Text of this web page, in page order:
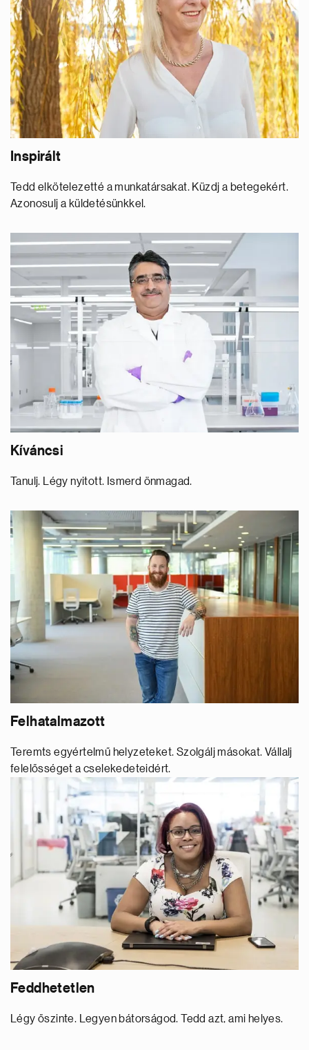
Inspirált
Tedd elkötelezetté a munkatársakat. Küzdj a betegekért.
Azonosulj a küldetésünkkel.
Kíváncsi
Tanulj. Légy nyitott. Ismerd önmagad.
Felhatalmazott
Teremts egyértelmű helyzeteket. Szolgálj másokat. Vállalj
felelősséget a cselekedeteidért.
Feddhetetlen
Légy őszinte. Legyen bátorságod. Tedd azt, ami helyes.